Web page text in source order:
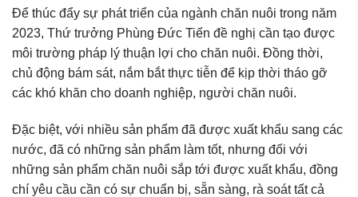
Để thúc đẩy sự phát triển của ngành chăn nuôi trong năm
2023, Thứ trưởng Phùng Đức Tiến đề nghị cần tạo được
môi trường pháp lý thuận lợi cho chăn nuôi. Đồng thời,
chủ động bám sát, nắm bắt thực tiễn để kịp thời tháo gỡ
các khó khăn cho doanh nghiệp, người chăn nuôi.
Đặc biệt, với nhiều sản phẩm đã được xuất khẩu sang các
nước, đã có những sản phẩm làm tốt, nhưng đối với
những sản phẩm chăn nuôi sắp tới được xuất khẩu, đồng
chí yêu cầu cần có sự chuẩn bị, sẵn sàng, rà soát tất cả